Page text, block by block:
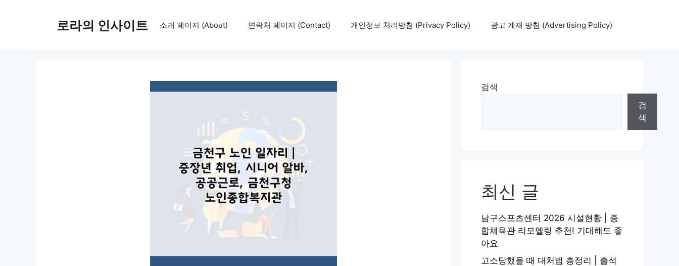
로라의 인사이트 소개 페이지 (About) 연락처 페이지 (Contact) 개인정보 처리방침 (Privacy Policy) 광고 게재 방침 (Advertising Policy)
검색
검
색
최신 글
남구스포츠센터 2026 시설현황 | 종
합체육관 리모델링 추천! 기대해도 좋
아요
고소당했을 때 대처법 총정리 | 출석